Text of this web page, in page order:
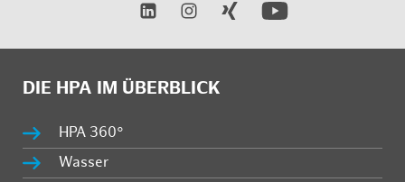
DIE HPA IM ÜBERBLICK
HPA 360°
Wasser